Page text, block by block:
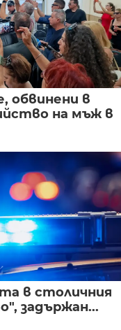
обвинени в
на мъж в
в столичния
задържан...